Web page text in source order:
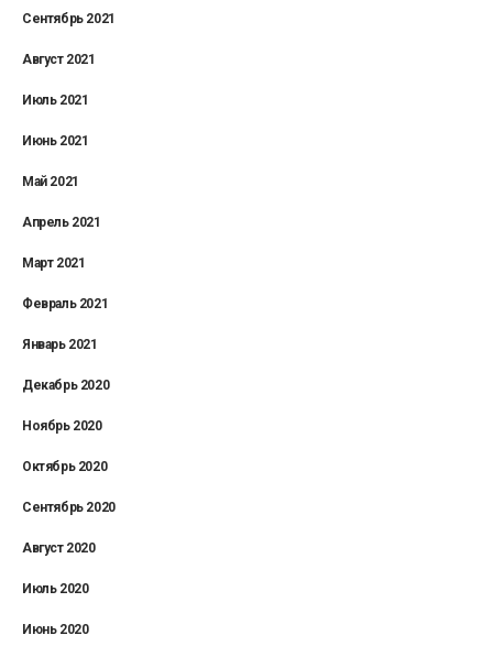
Сентябрь 2021
Август 2021
Июль 2021
Июнь 2021
Май 2021
Апрель 2021
Март 2021
Февраль 2021
Январь 2021
Декабрь 2020
Ноябрь 2020
Октябрь 2020
Сентябрь 2020
Август 2020
Июль 2020
Июнь 2020